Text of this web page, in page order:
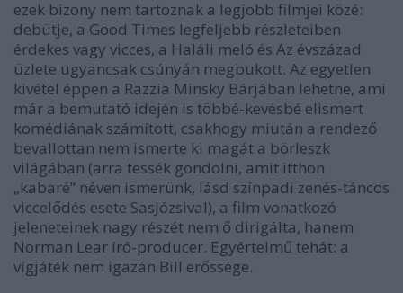
ezek bizony nem tartoznak a legjobb filmjei közé:
debütje, a Good Times legfeljebb részleteiben
érdekes vagy vicces, a Haláli meló és Az évszázad
üzlete ugyancsak csúnyán megbukott. Az egyetlen
kivétel éppen a Razzia Minsky Bárjában lehetne, ami
már a bemutató idején is többé-kevésbé elismert
komédiának számított, csakhogy miután a rendező
bevallottan nem ismerte ki magát a börleszk
világában (arra tessék gondolni, amit itthon
„kabaré” néven ismerünk, lásd színpadi zenés-táncos
viccelődés esete SasJózsival), a film vonatkozó
jeleneteinek nagy részét nem ő dirigálta, hanem
Norman Lear író-producer. Egyértelmű tehát: a
vígjáték nem igazán Bill erőssége.